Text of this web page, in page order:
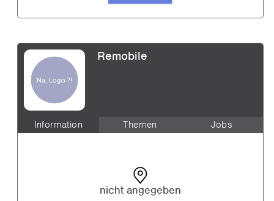
Remobile
Information Themen Jobs
nicht angegeben